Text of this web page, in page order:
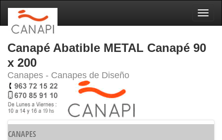
Canapé Abatible METAL Canapé 90
x 200
Canapes - Canapes de Diseño
CANAPES